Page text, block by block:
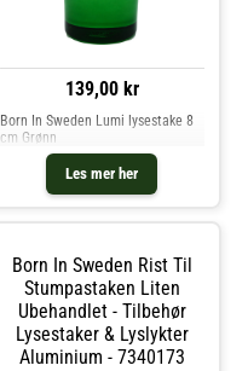
139,00 kr
Les mer her
Born In Sweden Lumi lysestake 8
cm Grønn
Born In Sweden Rist Til
Stumpastaken Liten
Ubehandlet - Tilbehør
Lysestaker & Lyslykter
Aluminium - 7340173